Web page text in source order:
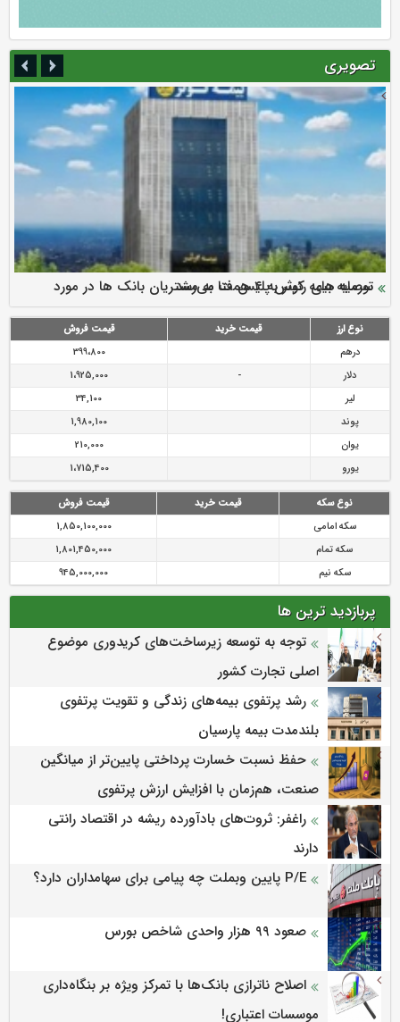
تصویری
ارزش سهام عدالت بالا رفت
سرمایه بیمه کوثر به ۴ همت می‌رسد
نود ثانیه با فولاد سنگان
تقدیر دبیرکل سندیکای بیمه گران ایران از اقدامات مدیرعامل بیمه
رازی
توصیه های رئیس پلیس فتا به مشتریان بانک ها در مورد
پیشگیری از سرقت های مجازی
نوع ارز قیمت خرید
قیمت فروش
درهم
399،800
دلار
-
1،925,000
لیر
34,100
پوند
1,980,100
یوان
210,000
یورو
1،715,400
نوع سکه قیمت خرید
قیمت فروش
سکه امامی
1,850,100,000
سکه تمام
1,801,450,000
سکه نیم
945,000,000
پربازدید ترین ها
توجه به توسعه زیرساخت‌های کریدوری موضوع
اصلی تجارت کشور
رشد پرتفوی بیمه‌های زندگی و تقویت پرتفوی
بلندمدت بیمه پارسیان
حفظ نسبت خسارت پرداختی پایین‌تر از میانگین
صنعت، هم‌زمان با افزایش ارزش پرتفوی
راغفر: ثروت‌های بادآورده ریشه در اقتصاد رانتی
دارند
P/E پایین وبملت چه پیامی برای سهامداران دارد؟
صعود ۹۹ هزار واحدی شاخص بورس
اصلاح ناترازی بانک‌ها با تمرکز ویژه بر بنگاه‌داری
موسسات اعتباری!